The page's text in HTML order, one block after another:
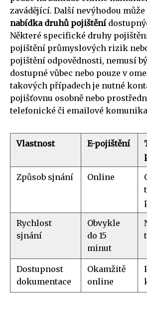
zavádějící. Další nevýhodou může
nabídka druhů pojištění
Některé specifické druhy
pojištění průmyslových rizik
pojištění odpovědnosti, nemusí
dostupné vůbec nebo pouze v
takových případech je nutné
pojišťovnu osobně nebo
telefonické či emailové
Vlastnost E-pojištění
Způsob sjnání Online
Rychlost
sjnání
Obvykle
do 15
minut
Dostupnost
dokumentace
Okamžitě
online